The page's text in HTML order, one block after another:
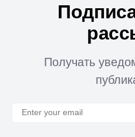
Получать